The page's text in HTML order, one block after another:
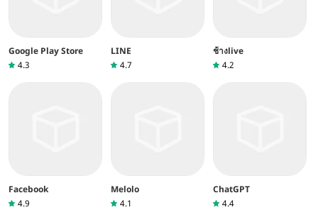
Google Play Store
4.3
LINE
4.7
ช้างlive
4.2
Facebook
4.9
Melolo
4.1
ChatGPT
4.4